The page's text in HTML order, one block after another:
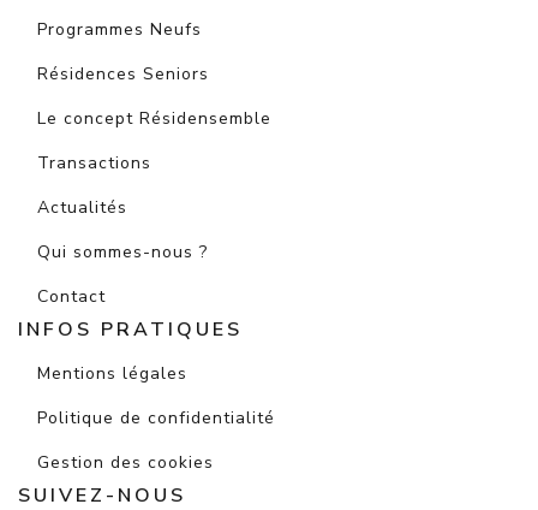
Programmes Neufs
Résidences Seniors
Le concept Résidensemble
Transactions
Actualités
Qui sommes-nous ?
Contact
INFOS PRATIQUES
Mentions légales
Politique de confidentialité
Gestion des cookies
SUIVEZ-NOUS